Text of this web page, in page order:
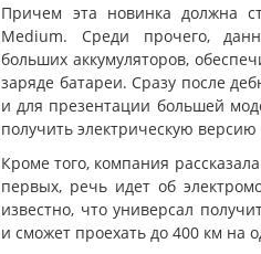
Причем эта новинка должна
Medium. Среди прочего,
больших аккумуляторов,
заряде батареи. Сразу после
и для презентации большей
получить электрическую версию
Кроме того, компания
первых, речь идет об
известно, что универсал
и сможет проехать до 400 км на